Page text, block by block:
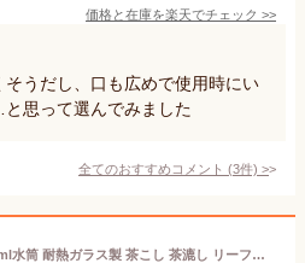
価格と在庫を楽天でチェック >>
うだし、口も広めで使用時にい
思って選んでみました
全てのおすすめコメント (3件) >
ガラスタンブラー S 380ml水筒 耐熱ガラス製 茶こし 茶漉し リーフフィルター 水分補給 熱中症対策 クリアボトル カバー付き プレゼント 大容量 ガラス グラス 強化 クリア 透明 タンブラー H&F BELX エイチアンドエフ ベルクス